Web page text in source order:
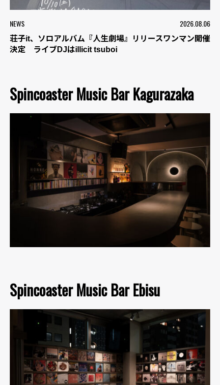
NEWS 2026.08.06
荘子it、ソロアルバム『人生劇場』リリースワンマン開催
決定 ライブDJはillicit tsuboi
Spincoaster Music Bar Kagurazaka
Spincoaster Music Bar Ebisu